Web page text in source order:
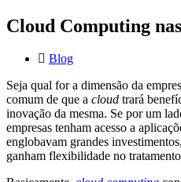
Cloud Computing
Blog
Seja qual for a dimensão da
comum de que a cloud trará
inovação da mesma. Se por um
empresas tenham acesso a
englobavam grandes
ganham flexibilidade no